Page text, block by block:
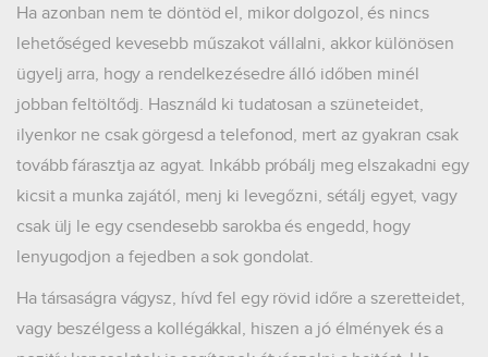
Ha azonban nem te döntöd el, mikor dolgozol, és nincs
lehetőséged kevesebb műszakot vállalni, akkor különösen
ügyelj arra, hogy a rendelkezésedre álló időben minél
jobban feltöltődj. Használd ki tudatosan a szüneteidet,
ilyenkor ne csak görgesd a telefonod, mert az gyakran csak
tovább fárasztja az agyat. Inkább próbálj meg elszakadni egy
kicsit a munka zajától, menj ki levegőzni, sétálj egyet, vagy
csak ülj le egy csendesebb sarokba és engedd, hogy
lenyugodjon a fejedben a sok gondolat.
Ha társaságra vágysz, hívd fel egy rövid időre a szeretteidet,
vagy beszélgess a kollégákkal, hiszen a jó élmények és a